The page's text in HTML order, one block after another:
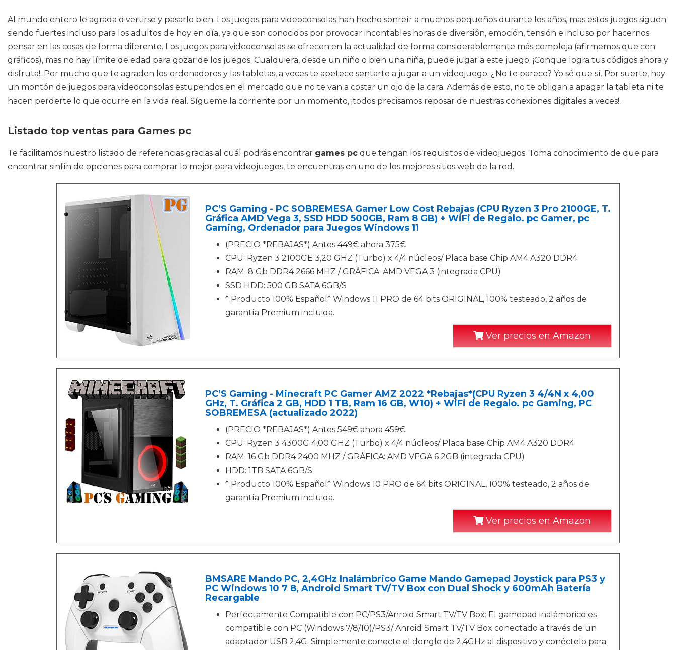
Al mundo entero le agrada divertirse y pasarlo bien. Los juegos para videoconsolas han hecho sonreír a muchos pequeños durante los años, mas estos juegos siguen
siendo fuertes incluso para los adultos de hoy en día, ya que son conocidos por provocar incontables horas de diversión, emoción, tensión e incluso por hacernos
pensar en las cosas de forma diferente. Los juegos para videoconsolas se ofrecen en la actualidad de forma considerablemente más compleja (afirmemos que con
gráficos), mas no hay límite de edad para gozar de los juegos. Cualquiera, desde un niño o bien una niña, puede jugar a este juego. ¡Conque logra tus códigos ahora y
disfruta!. Por mucho que te agraden los ordenadores y las tabletas, a veces te apetece sentarte a jugar a un videojuego. ¿No te parece? Yo sé que sí. Por suerte, hay
un montón de juegos para videoconsolas estupendos en el mercado que no te van a costar un ojo de la cara. Además de esto, no te obligan a apagar la tableta ni te
hacen perderte lo que ocurre en la vida real. Sígueme la corriente por un momento, ¡todos precisamos reposar de nuestras conexiones digitales a veces!.
Listado top ventas para Games pc
Te facilitamos nuestro listado de referencias gracias al cuál podrás encontrar games pc que tengan los requisitos de videojuegos. Toma conocimiento de que para
encontrar sinfín de opciones para comprar lo mejor para videojuegos, te encuentras en uno de los mejores sitios web de la red.
PC’S Gaming - PC SOBREMESA Gamer Low Cost Rebajas (CPU Ryzen 3 Pro 2100GE, T.
Gráfica AMD Vega 3, SSD HDD 500GB, Ram 8 GB) + WiFi de Regalo. pc Gamer, pc
Gaming, Ordenador para Juegos Windows 11
(PRECIO *REBAJAS*) Antes 449€ ahora 375€
CPU: Ryzen 3 2100GE 3,20 GHZ (Turbo) x 4/4 núcleos/ Placa base Chip AM4 A320 DDR4
RAM: 8 Gb DDR4 2666 MHZ / GRÁFICA: AMD VEGA 3 (integrada CPU)
SSD HDD: 500 GB SATA 6GB/S
* Producto 100% Español* Windows 11 PRO de 64 bits ORIGINAL, 100% testeado, 2 años de
garantía Premium incluida.
Ver precios en Amazon
PC’S Gaming - Minecraft PC Gamer AMZ 2022 *Rebajas*(CPU Ryzen 3 4/4N x 4,00
GHz, T. Gráfica 2 GB, HDD 1 TB, Ram 16 GB, W10) + WiFi de Regalo. pc Gaming, PC
SOBREMESA (actualizado 2022)
(PRECIO *REBAJAS*) Antes 549€ ahora 459€
CPU: Ryzen 3 4300G 4,00 GHZ (Turbo) x 4/4 núcleos/ Placa base Chip AM4 A320 DDR4
RAM: 16 Gb DDR4 2400 MHZ / GRÁFICA: AMD VEGA 6 2GB (integrada CPU)
HDD: 1TB SATA 6GB/S
* Producto 100% Español* Windows 10 PRO de 64 bits ORIGINAL, 100% testeado, 2 años de
garantía Premium incluida.
Ver precios en Amazon
BMSARE Mando PC, 2,4GHz Inalámbrico Game Mando Gamepad Joystick para PS3 y
PC Windows 10 7 8, Android Smart TV/TV Box con Dual Shock y 600mAh Batería
Recargable
Perfectamente Compatible con PC/PS3/Anroid Smart TV/TV Box: El gamepad inalámbrico es
compatible con PC (Windows 7/8/10)/PS3/ Anroid Smart TV/TV Box conectado a través de un
adaptador USB 2,4G. Simplemente conecte el dongle de 2,4GHz al dispositivo y conéctelo para